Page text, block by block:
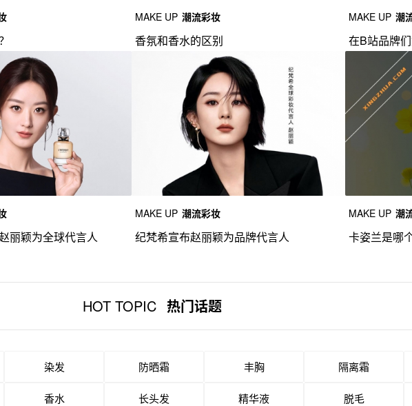
MAKE UP 潮流彩妆
香氛和香水的区别
MAKE UP 潮
在B站品牌
丽颖为全球代言人
MAKE UP 潮流彩妆
纪梵希宣布赵丽颖为品牌代言人
MAKE UP 潮
卡姿兰是哪
HOT TOPIC 热门话题
染发 防晒霜 丰胸 隔离霜
香水 长头发 精华液 脱毛